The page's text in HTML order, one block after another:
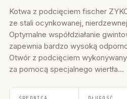
Kotwa z podcięciem fischer
ze stali ocynkowanej,
Optymalne współdziałanie
zapewnia bardzo wysoką
Otwór z podcięciem
za pomocą specjalnego wiertła...